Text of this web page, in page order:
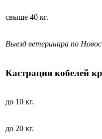
свыше 40 кг.
Выезд ветеринара по
Кастрация кобелей
до 10 кг.
до 20 кг.